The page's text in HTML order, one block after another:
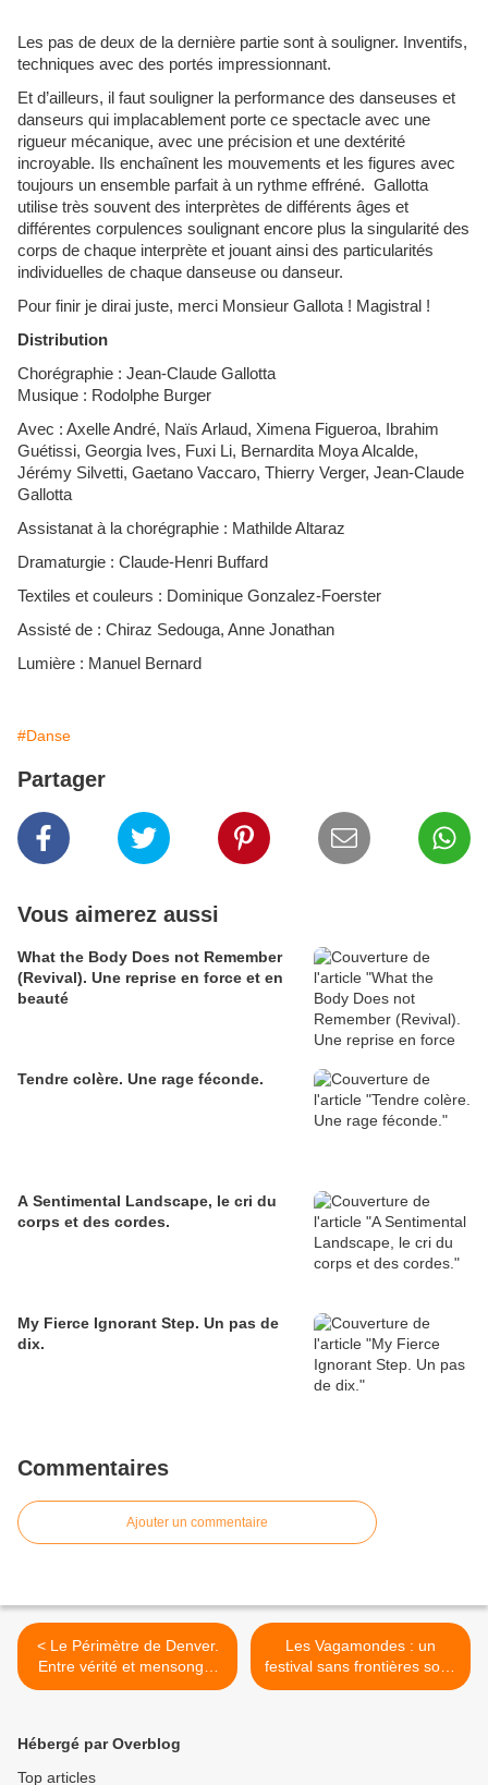
Les pas de deux de la dernière partie sont à souligner. Inventifs,
techniques avec des portés impressionnant.
Et d’ailleurs, il faut souligner la performance des danseuses et
danseurs qui implacablement porte ce spectacle avec une
rigueur mécanique, avec une précision et une dextérité
incroyable. Ils enchaînent les mouvements et les figures avec
toujours un ensemble parfait à un rythme effréné. Gallotta
utilise très souvent des interprètes de différents âges et
différentes corpulences soulignant encore plus la singularité des
corps de chaque interprète et jouant ainsi des particularités
individuelles de chaque danseuse ou danseur.
Pour finir je dirai juste, merci Monsieur Gallota ! Magistral !
Distribution
Chorégraphie : Jean-Claude Gallotta
Musique : Rodolphe Burger
Avec : Axelle André, Naïs Arlaud, Ximena Figueroa, Ibrahim
Guétissi, Georgia Ives, Fuxi Li, Bernardita Moya Alcalde,
Jérémy Silvetti, Gaetano Vaccaro, Thierry Verger, Jean-Claude
Gallotta
Assistanat à la chorégraphie : Mathilde Altaraz
Dramaturgie : Claude-Henri Buffard
Textiles et couleurs : Dominique Gonzalez-Foerster
Assisté de : Chiraz Sedouga, Anne Jonathan
Lumière : Manuel Bernard
#Danse
Partager
Vous aimerez aussi
What the Body Does not Remember
(Revival). Une reprise en force et en
beauté
Tendre colère. Une rage féconde.
A Sentimental Landscape, le cri du
corps et des cordes.
My Fierce Ignorant Step. Un pas de
dix.
Commentaires
Ajouter un commentaire
< Le Périmètre de Denver.
Entre vérité et mensonge,
visage et masque, dans les
approximations.
Les Vagamondes : un
festival sans frontières sous
le signe de la fête et de la
Hébergé par Overblog
Top articles